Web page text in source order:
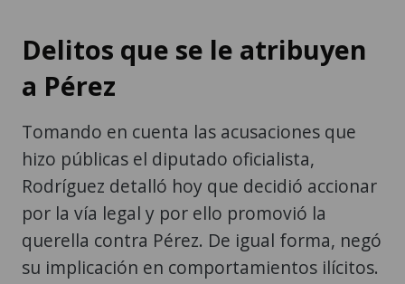
Delitos que se le atribuyen
a Pérez
Tomando en cuenta las acusaciones que
hizo públicas el diputado oficialista,
Rodríguez detalló hoy que decidió accionar
por la vía legal y por ello promovió la
querella contra Pérez. De igual forma, negó
su implicación en comportamientos ilícitos.